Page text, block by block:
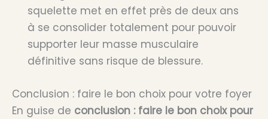
squelette met en effet près de deux ans
à se consolider totalement pour pouvoir
supporter leur masse musculaire
définitive sans risque de blessure.
Conclusion : faire le bon choix pour votre foyer
En guise de conclusion : faire le bon choix pour